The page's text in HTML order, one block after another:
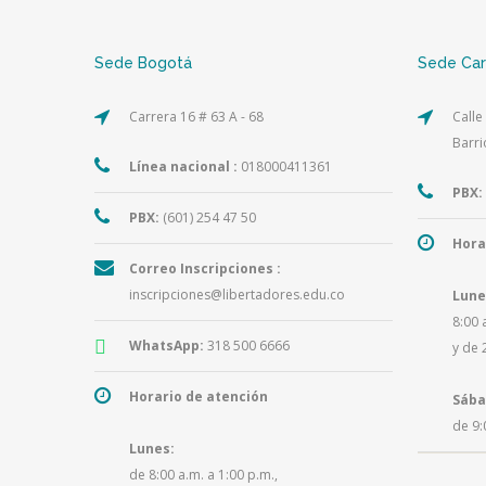
Sede Bogotá
Carrera 16 # 63 A - 68
Línea nacional : 018000411361
PBX: (601) 254 47 50
Correo Inscripciones :
inscripciones@libertadores.edu.co
WhatsApp: 318 500 6666
Horario de atención
Lunes:
de 8:00 a.m. a 1:00 p.m.,
Sede
PBX:
8:00
y de
de